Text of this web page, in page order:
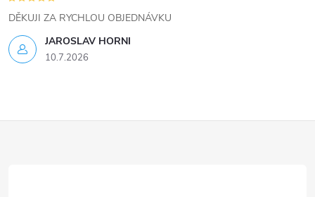
s
u
JAROSLAV HORNI
10.7.2026
DĚKUJI ZA RYCHLOU OBJEDNÁVKU